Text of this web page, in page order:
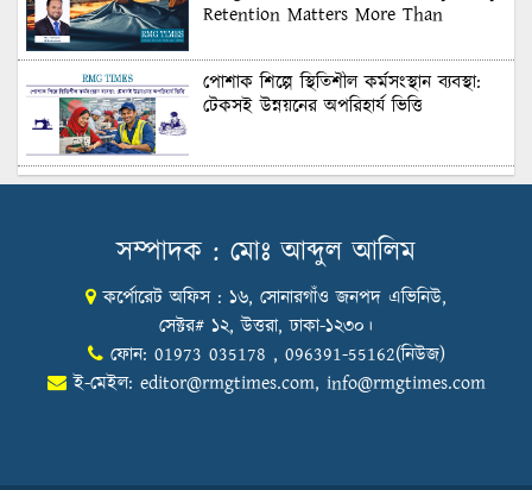
Retention Matters More Than
পোশাক শিল্পে স্থিতিশীল কর্মসংস্থান ব্যবস্থা:
টেকসই উন্নয়নের অপরিহার্য ভিত্তি
শুল্কের দেয়াল ভাঙার সুযোগ: মার্কিন বাজারে
Honoring Excellence: Texstream
Fashion Ltd. Rewards Best Workers–
2026
সম্পাদক : মোঃ আব্দুল আলিম
কর্পোরেট অফিস : ১৬, সোনারগাঁও জনপদ এভিনিউ,
সেক্টর# ১২, উত্তরা, ঢাকা-১২৩০।
ফোন: 01973 035178 , 096391-55162(নিউজ)
ই-মেইল: editor@rmgtimes.com, info@rmgtimes.com